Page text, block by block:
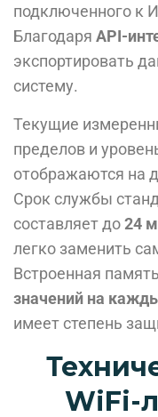
подключенного к
Благодаря API-
экспортировать
систему.
Текущие
пределов и
отображаются на
Срок службы
составляет до24
легко заменить
Встроенная
значений на
имеет степень
WiFi-